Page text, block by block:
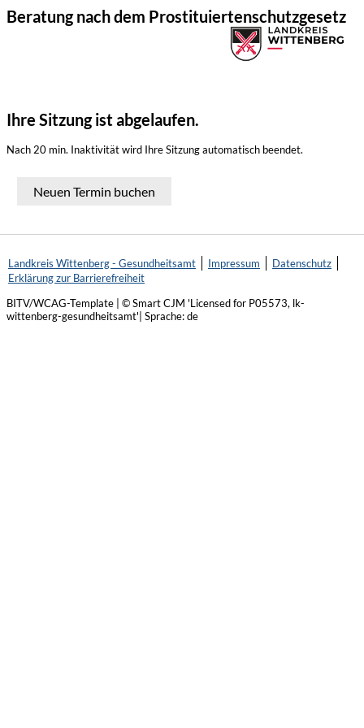
Beratung nach dem Prostituiertenschutzgesetz
Ihre Sitzung ist abgelaufen.
Nach 20 min. Inaktivität wird Ihre Sitzung automatisch beendet.
Neuen Termin buchen
Landkreis Wittenberg - Gesundheitsamt Impressum
Datenschutz
Erklärung zur Barrierefreiheit
BITV/WCAG-Template | © Smart CJM 'Licensed for P05573, lk-
wittenberg-gesundheitsamt'| Sprache: de